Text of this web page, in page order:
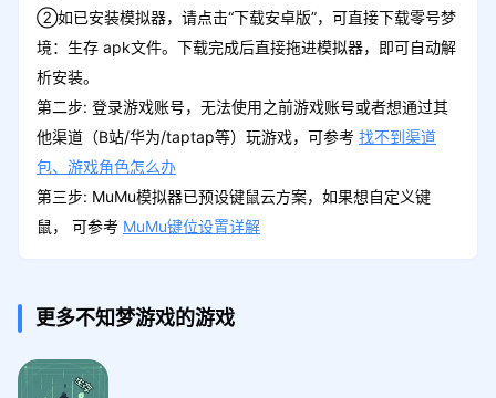
②如已安装模拟器，请点击“下载安卓版”，可直接下载零号梦
境：生存 apk文件。下载完成后直接拖进模拟器，即可自动解
析安装。
第二步: 登录游戏账号，无法使用之前游戏账号或者想通过其
他渠道（B站/华为/taptap等）玩游戏，可参考 找不到渠道
包、游戏角色怎么办
第三步: MuMu模拟器已预设键鼠云方案，如果想自定义键
鼠， 可参考 MuMu键位设置详解
更多不知梦游戏的游戏